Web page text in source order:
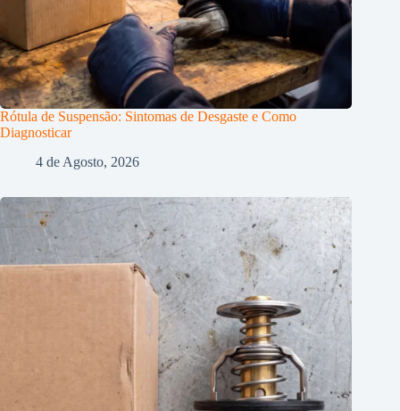
Rótula de Suspensão: Sintomas de Desgaste e Como
Diagnosticar
4 de Agosto, 2026